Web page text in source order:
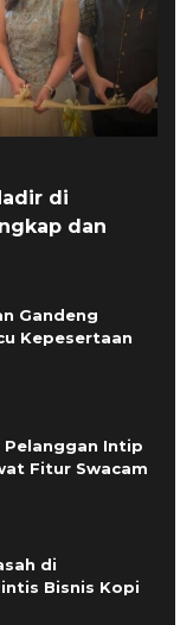
di
dan
Gandeng
Kepesertaan
Pelanggan Intip
Fitur Swacam
di
Bisnis Kopi